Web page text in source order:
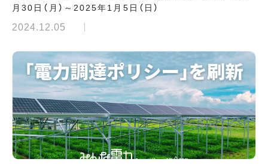
月30日（月）～2025年1月5日（日）
2024.12.05